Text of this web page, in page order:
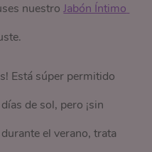
nuestroJabón Íntimo
Está súper permitido
de sol, pero ¡sin
el verano, trata